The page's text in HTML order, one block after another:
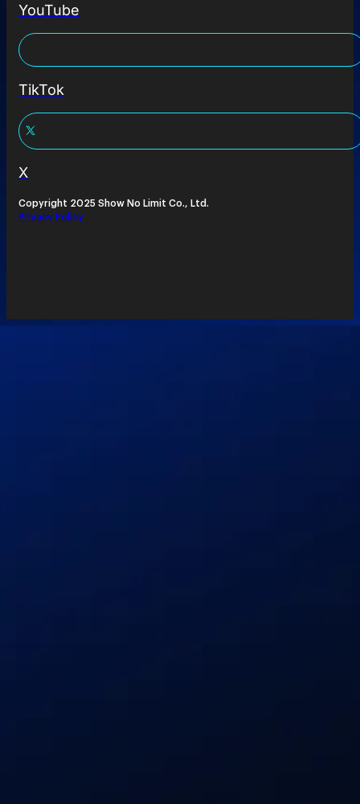
YouTube
TikTok
X
Copyright 2025 Show No Limit Co., Ltd.
Privacy Policy